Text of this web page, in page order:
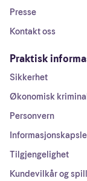
Presse
Kontakt oss
Praktisk
Sikkerhet
Økonomisk
Personvern
Tilgjengelighet
Kundevilkår og